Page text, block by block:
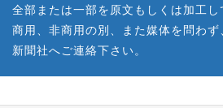
全部または一部を原文もしくは加工し
商用、非商用の別、また媒体を問わ
新聞社へご連絡下さい。